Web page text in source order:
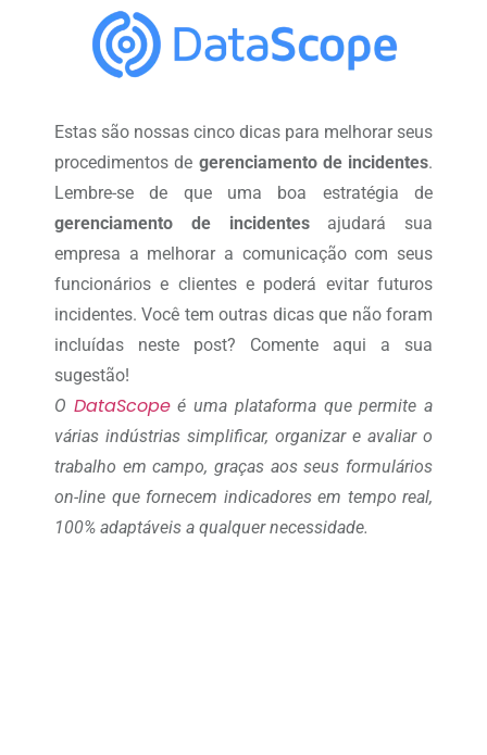
Estas são nossas cinco dicas para melhorar seus
procedimentos de gerenciamento de incidentes.
Lembre-se de que uma boa estratégia de
gerenciamento de incidentesajudará sua
empresa a melhorar a comunicação com seus
funcionários e clientes e poderá evitar futuros
incidentes. Você tem outras dicas que não foram
incluídas neste post? Comente aqui a sua
sugestão!
O DataScopeé uma plataforma que permite a
várias indústrias simplificar, organizar e avaliar o
trabalho em campo, graças aos seus formulários
on-line que fornecem indicadores em tempo real,
100% adaptáveis a qualquer necessidade.